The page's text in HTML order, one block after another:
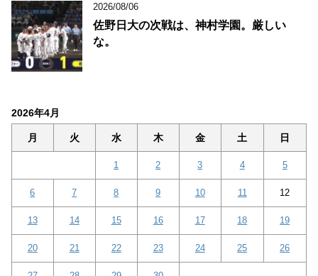
2026/08/06
佐野日大の次戦は、神村学園。厳しい
な。
2026年4月
月 火 水 木 金 土 日
1 2 3 4 5
6 7 8 9 10 11 12
13 14 15 16 17 18 19
20 21 22 23 24 25 26